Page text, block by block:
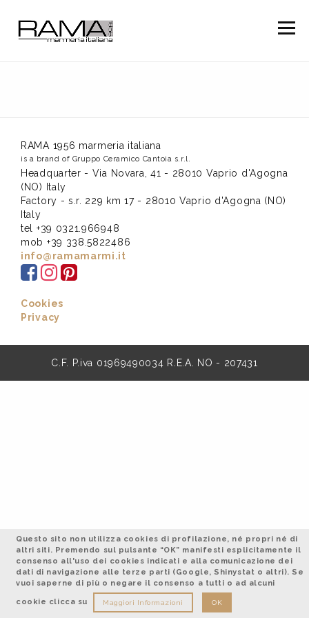
Questo sito non utilizza cookies di profilazione, né propri né di
altri siti. Premendo sul pulsante “OK” manifesti esplicitamente il
consenso all'uso dei cookies indicati e alla comunicazione dei
dati di navigazione alle terze parti (Google, Shinystat o altri). Se
vuoi saperne di più o negare il consenso a tutti o ad alcuni
cookie clicca su Maggiori Informazioni OK
RAMA 1956 marmeria italiana
is a brand of Gruppo Ceramico Cantoia s.r.l.
Headquarter - Via Novara, 41 - 28010 Vaprio d'Agogna
(NO) Italy
Factory - s.r. 229 km 17 - 28010 Vaprio d'Agogna (NO)
Italy
tel +39 0321.966948
mob +39 338.5822486
info@ramamarmi.it
Cookies
Privacy
C.F. P.iva 01969490034 R.E.A. NO - 207431